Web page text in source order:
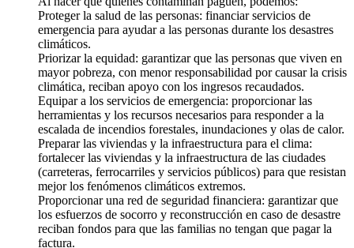
Proteger la salud de las personas: financiar servicios de
emergencia para ayudar a las personas durante los desastres
climáticos.
Priorizar la equidad: garantizar que las personas que viven en
mayor pobreza, con menor responsabilidad por causar la crisis
climática, reciban apoyo con los ingresos recaudados.
Equipar a los servicios de emergencia: proporcionar las
herramientas y los recursos necesarios para responder a la
escalada de incendios forestales, inundaciones y olas de calor.
Preparar las viviendas y la infraestructura para el clima:
fortalecer las viviendas y la infraestructura de las ciudades
(carreteras, ferrocarriles y servicios públicos) para que resistan
mejor los fenómenos climáticos extremos.
Proporcionar una red de seguridad financiera: garantizar que
los esfuerzos de socorro y reconstrucción en caso de desastre
reciban fondos para que las familias no tengan que pagar la
factura.